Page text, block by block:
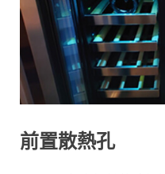
前置散熱孔